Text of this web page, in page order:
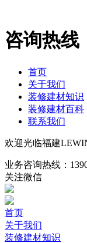
咨询热线
首页
关于我们
装修建材知识
装修建材百科
联系我们
欢迎光临福建
业务咨询热线：
关注微信
首页
关于我们
装修建材知识